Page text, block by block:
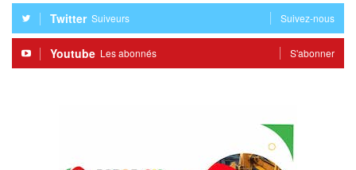
Twitter Suiveurs Suivez-nous
Youtube Les abonnés S'abonner